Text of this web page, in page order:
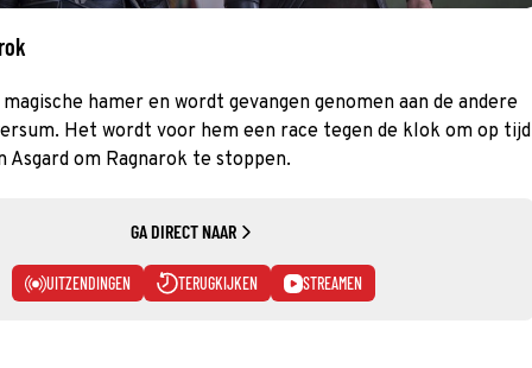
hamer en wordt gevangen genomen aan de andere
Het wordt voor hem een race tegen de klok om op tijd
om Ragnarok te stoppen.
GA DIRECT NAAR
UITZENDINGEN TERUGKIJKEN STREAMEN